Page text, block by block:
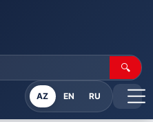
🔍
AZ EN RU